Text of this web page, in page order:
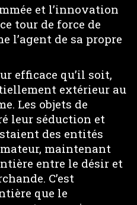
et l’innovation
tour de force de
l’agent de sa propre
efficace qu’il soit,
extérieur au
Les objets de
leur séduction et
des entités
maintenant
entre le désir et
C’est
que le